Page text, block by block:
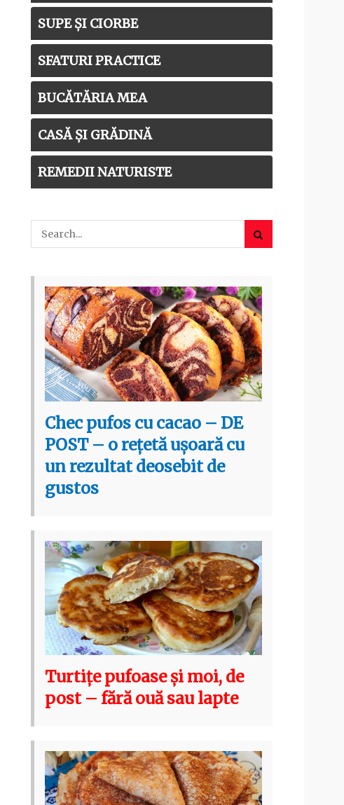
SUPE ȘI CIORBE
SFATURI PRACTICE
BUCĂTĂRIA MEA
CASĂ ȘI GRĂDINĂ
REMEDII NATURISTE
Chec pufos cu cacao – DE
POST – o rețetă ușoară cu
un rezultat deosebit de
gustos
Turtițe pufoase și moi, de
post – fără ouă sau lapte